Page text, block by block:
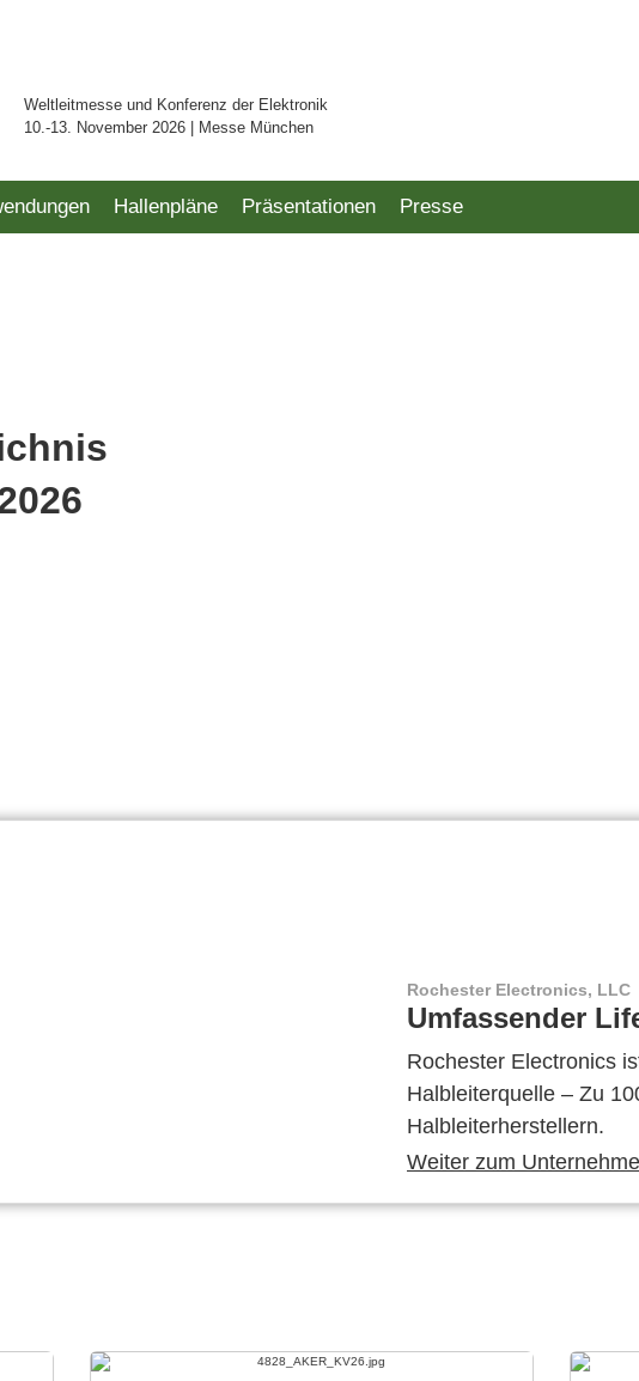
Weltleitmesse und Konferenz der Elektronik
10.-13. November 2026 | Messe München
Hallenpläne Präsentationen Presse
Rochester Electronics, LLC
Umfassender
Rochester Electronics
Halbleiterquelle – Zu
Halbleiterherstellern.
Weiter zum